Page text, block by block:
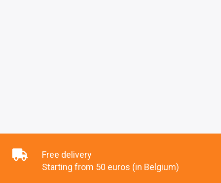
Free delivery
Starting from 50 euros (in Belgium)